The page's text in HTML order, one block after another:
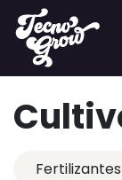
Ir al contenido
Fertilizantes